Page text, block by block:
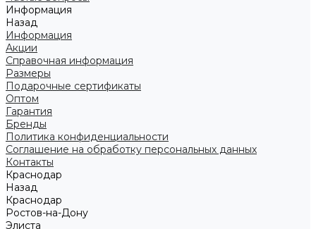
Информация
Назад
Информация
Акции
Справочная информация
Размеры
Подарочные сертификаты
Оптом
Гарантия
Бренды
Политика конфиденциальности
Соглашение на обработку персональных данных
Контакты
Краснодар
Назад
Краснодар
Ростов-на-Дону
Элиста